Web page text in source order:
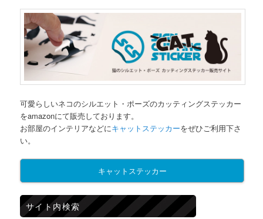
可愛らしいネコのシルエット・ポーズのカッティングステッカー
をamazonにて販売しております。
お部屋のインテリアなどにキャットステッカーをぜひご利用下さ
い。
キャットステッカー
サイト内検索